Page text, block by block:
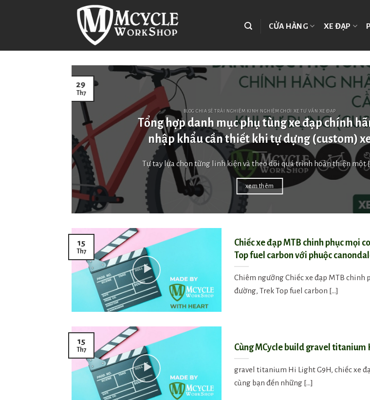
CỬA HÀNG XE ĐẠP
BLOG CHIA SẺ TRẢI NGHIỆM KINH NGHIỆM CHƠI XE TƯ VẤN XE ĐẠP
Tổng hợp danh mục phụ tùng xe đạp chính
nhập khẩu cần thiết khi tự dựng (custom)
Tự tay lựa chọn từng linh kiện và theo dõi quá trình hoàn thiện một
xem thêm
29
Th7
Chiếc xe đạp MTB chinh phục mọi
Top fuel carbon với phuộc
Chiêm ngưỡng Chiếc xe đạp MTB chinh
đường, Trek Top fuel carbon [...]
15
Th7
Cùng MCycle build gravel titanium
gravel titanium Hi Light G9H, chiếc xe
cùng bạn đến những [...]
15
Th7